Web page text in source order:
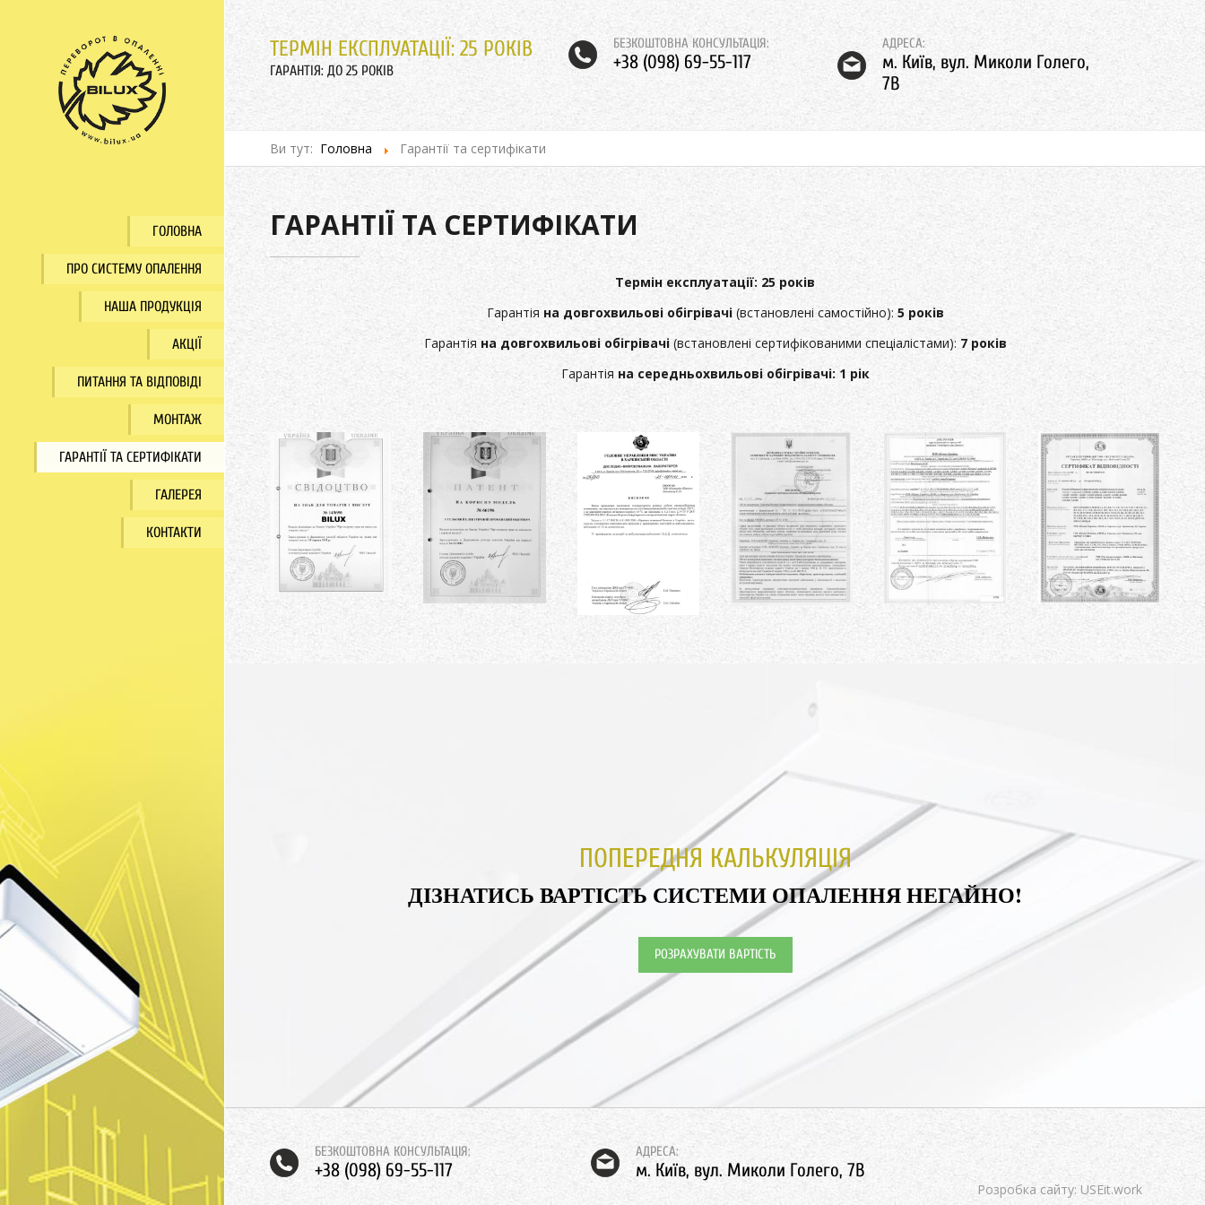
ГОЛОВНА
ПРО СИСТЕМУ ОПАЛЕННЯ
НАША ПРОДУКЦІЯ
АКЦІЇ
ПИТАННЯ ТА ВІДПОВІДІ
МОНТАЖ
ГАРАНТІЇ ТА СЕРТИФІКАТИ
ГАЛЕРЕЯ
КОНТАКТИ
ТЕРМІН ЕКСПЛУАТАЦІЇ: 25 РОКІВ
ГАРАНТІЯ: ДО 25 РОКІВ
БЕЗКОШТОВНА КОНСУЛЬТАЦІЯ:
+38 (098) 69-55-117
АДРЕСА:
м. Київ, вул. Миколи Голего,
7В
Ви тут: Головна Гарантії та сертифікати
ГАРАНТІЇ ТА СЕРТИФІКАТИ
Термін експлуатації: 25 років
Гарантія на довгохвильові обігрівачі(встановлені самостійно): 5 років
Гарантія на довгохвильові обігрівачі(встановлені сертифікованими спеціалістами): 7 років
Гарантія на середньохвильові обігрівачі: 1 рік
ПОПЕРЕДНЯ КАЛЬКУЛЯЦІЯ
ДІЗНАТИСЬ ВАРТІСТЬ СИСТЕМИ ОПАЛЕННЯ НЕГАЙНО!
РОЗРАХУВАТИ ВАРТІСТЬ
БЕЗКОШТОВНА КОНСУЛЬТАЦІЯ:
+38 (098) 69-55-117
АДРЕСА:
м. Київ, вул. Миколи Голего, 7В
Розробка сайту: USEit.work